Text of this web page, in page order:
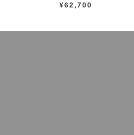
¥62,700